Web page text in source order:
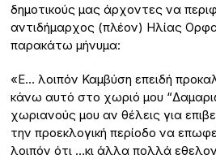
δημοτικούς μας άρχοντες να
αντιδήμαρχος (πλέον) Ηλίας
παρακάτω μήνυμα:
«Ε… λοιπόν Καμβύση επειδή
κάνω αυτό στο χωριό μου
χωριανούς μου αν θέλεις για
την προεκλογική περίοδο να
λοιπόν ότι …κι άλλα πολλά